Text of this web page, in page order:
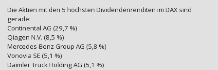
Die Aktien mit den 5 höchsten Dividendenrenditen im DAX sind
gerade:
Continental AG (29,7 %)
Qiagen N.V. (8,5 %)
Mercedes-Benz Group AG (5,8 %)
Vonovia SE (5,1 %)
Daimler Truck Holding AG (5,1 %)